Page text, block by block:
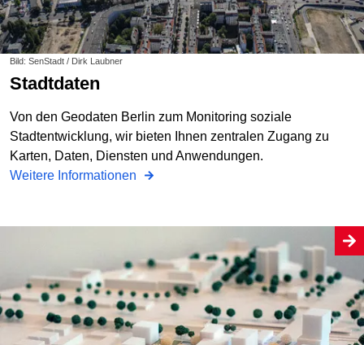
Bild: SenStadt / Dirk Laubner
Stadtdaten
Von den Geodaten Berlin zum Monitoring soziale
Stadtentwicklung, wir bieten Ihnen zentralen Zugang zu
Karten, Daten, Diensten und Anwendungen.
Weitere Informationen